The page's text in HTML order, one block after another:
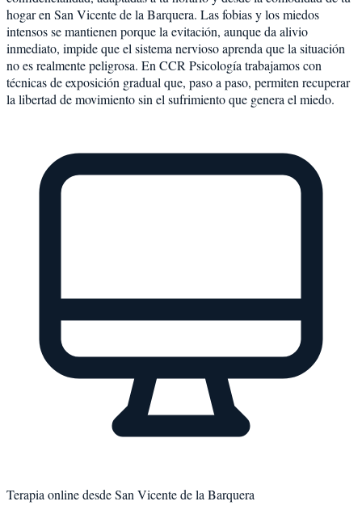
hogar en San Vicente de la Barquera. Las fobias y los miedos
intensos se mantienen porque la evitación, aunque da alivio
inmediato, impide que el sistema nervioso aprenda que la situación
no es realmente peligrosa. En CCR Psicología trabajamos con
técnicas de exposición gradual que, paso a paso, permiten recuperar
la libertad de movimiento sin el sufrimiento que genera el miedo.
Terapia online desdeSan Vicente de la Barquera